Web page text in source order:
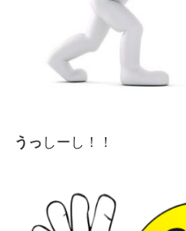
うっ しーし！！